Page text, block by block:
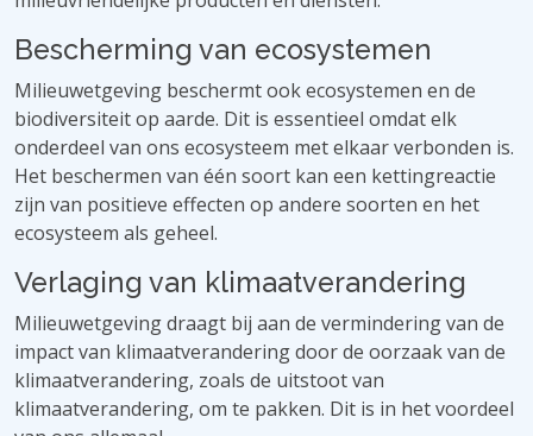
Bescherming van ecosystemen
Milieuwetgeving beschermt ook ecosystemen en de
biodiversiteit op aarde. Dit is essentieel omdat elk
onderdeel van ons ecosysteem met elkaar verbonden is.
Het beschermen van één soort kan een kettingreactie
zijn van positieve effecten op andere soorten en het
ecosysteem als geheel.
Verlaging van klimaatverandering
Milieuwetgeving draagt ​​bij aan de vermindering van de
impact van klimaatverandering door de oorzaak van de
klimaatverandering, zoals de uitstoot van
klimaatverandering, om te pakken. Dit is in het voordeel